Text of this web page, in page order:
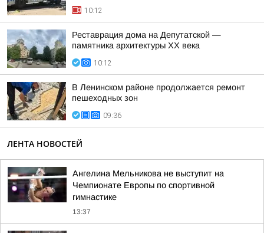
10:12
Реставрация дома на Депутатской —
памятника архитектуры ХХ века
10:12
В Ленинском районе продолжается ремонт
пешеходных зон
09:36
ЛЕНТА НОВОСТЕЙ
Ангелина Мельникова не выступит на
Чемпионате Европы по спортивной
гимнастике
13:37